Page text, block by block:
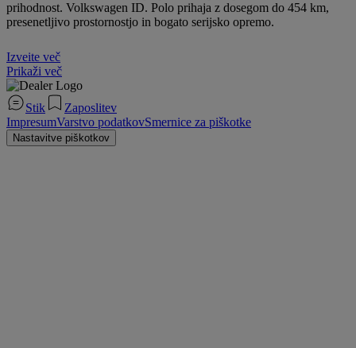
prihodnost. Volkswagen ID. Polo prihaja z dosegom do 454 km,
presenetljivo prostornostjo in bogato serijsko opremo.
Izveite več
Prikaži več
Stik
Zaposlitev
ImpresumVarstvo podatkovSmernice za piškotke
Nastavitve piškotkov